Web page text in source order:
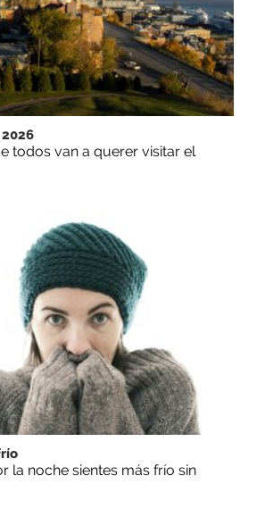
todos van a querer visitar el
la noche sientes más frío sin